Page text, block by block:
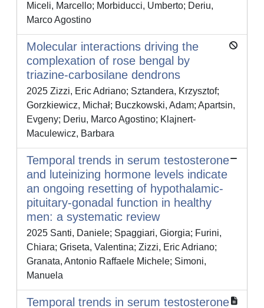
Miceli, Marcello; Morbiducci, Umberto; Deriu,
Marco Agostino
Molecular interactions driving the
complexation of rose bengal by
triazine-carbosilane dendrons
2025 Zizzi, Eric Adriano; Sztandera, Krzysztof;
Gorzkiewicz, Michał; Buczkowski, Adam; Apartsin,
Evgeny; Deriu, Marco Agostino; Klajnert-
Maculewicz, Barbara
Temporal trends in serum testosterone
and luteinizing hormone levels indicate
an ongoing resetting of hypothalamic-
pituitary-gonadal function in healthy
men: a systematic review
2025 Santi, Daniele; Spaggiari, Giorgia; Furini,
Chiara; Griseta, Valentina; Zizzi, Eric Adriano;
Granata, Antonio Raffaele Michele; Simoni,
Manuela
Temporal trends in serum testosterone